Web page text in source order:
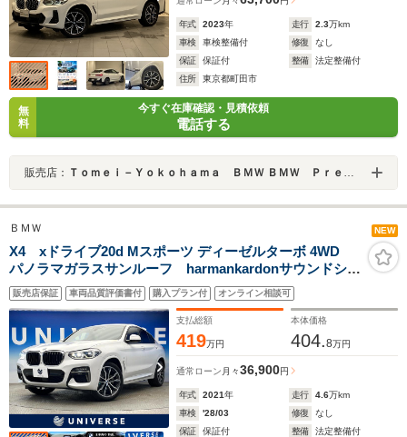
年式 2023年 走行 2.3万km
車検
車検整備付 修復
なし
保証
保証付 整備
法定整備付
住所
東京都町田市
無
料
今すぐ在庫確認・見積依頼
電話する
販売店： Ｔｏｍｅｉ－Ｙｏｋｏｈａｍａ ＢＭＷ ＢＭＷ Ｐｒｅｍｉｕｍ Ｓｅｌｅｃｔｉｏｎ 町田鶴川
ＢＭＷ NEW
X4 xドライブ20d Mスポーツ ディーゼルターボ 4WD
パノラマガラスサンルーフ harmankardonサウンドシス
テム 純正20インチAW 革シート ヘッドアップディス
プレイ 前席パワーシート 全席シートヒーター パド
ルシフト オートハイビーム 禁煙車
販売店保証 車両品質評価書付 購入プラン付 オンライン相談可
支払総額
419万円
本体価格
404.8万円
通常ローン 月々36,900円
年式 2021年 走行 4.6万km
車検
'28/03 修復
なし
保証
保証付 整備
法定整備付